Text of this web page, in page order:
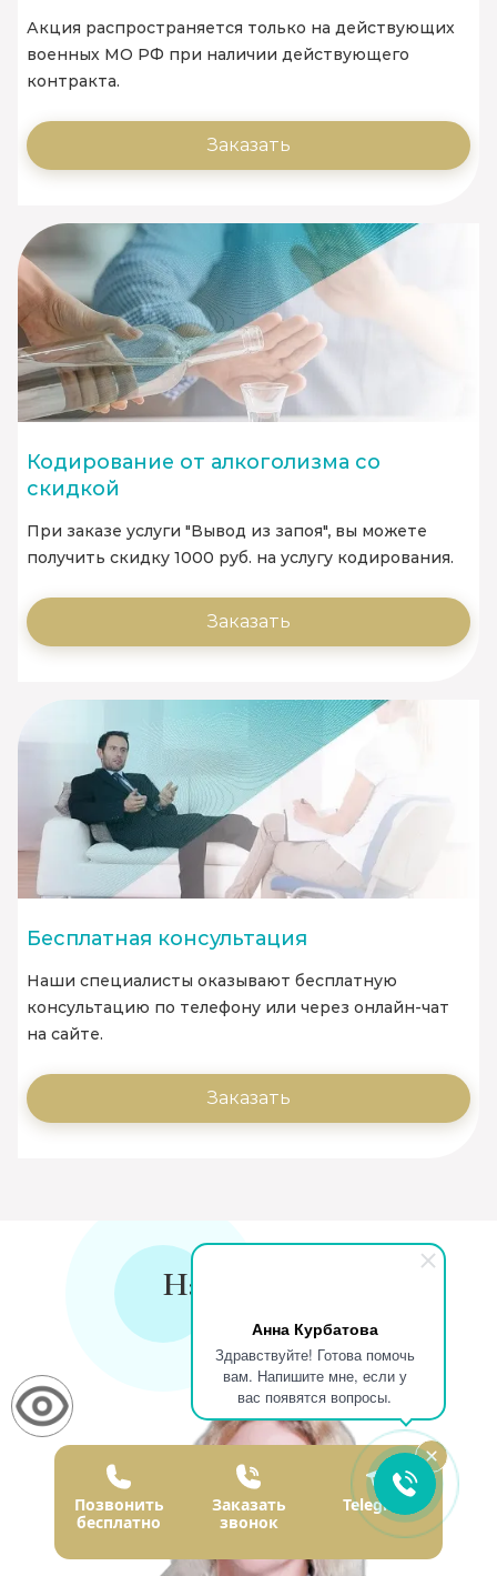
Анна Курбатова
Здравствуйте! Готова помочь
вам. Напишите мне, если у
вас появятся вопросы.
Акция распространяется только на действующих
военных МО РФ при наличии действующего
контракта.
Заказать
Кодирование от алкоголизма со
скидкой
При заказе услуги "Вывод из запоя", вы можете
получить скидку 1000 руб. на услугу кодирования.
Заказать
Бесплатная консультация
Наши специалисты оказывают бесплатную
консультацию по телефону или через онлайн-чат
на сайте.
Заказать
Наши врачи
Позвонить
бесплатно
Заказать
звонок
Telegram